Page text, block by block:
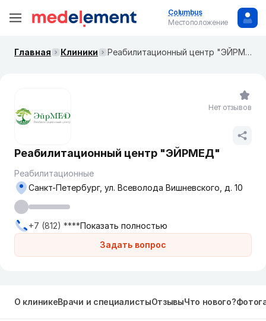
Columbus
Местоположение
Главная Клиники Реабилитационный центр "ЭЙРМЕД"
Реабилитационный центр "ЭЙРМЕД"
Реабилитационные
Задать вопрос
Санкт-Петербург, ул. Всеволода Вишневского, д. 10
+7 (812) ****Показать полностью
Нет отзывов
О клиникеВрачи и специалистыОтзывыЧто нового?